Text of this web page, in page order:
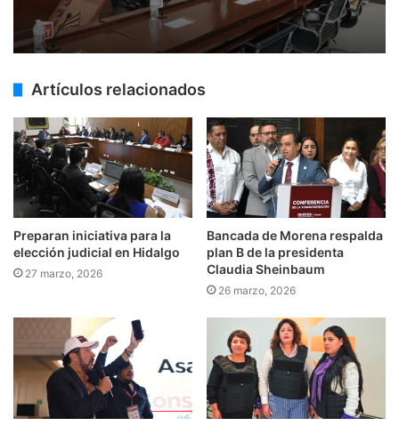
Artículos relacionados
Preparan iniciativa para la
elección judicial en Hidalgo
27 marzo, 2026
Bancada de Morena respalda
plan B de la presidenta
Claudia Sheinbaum
26 marzo, 2026